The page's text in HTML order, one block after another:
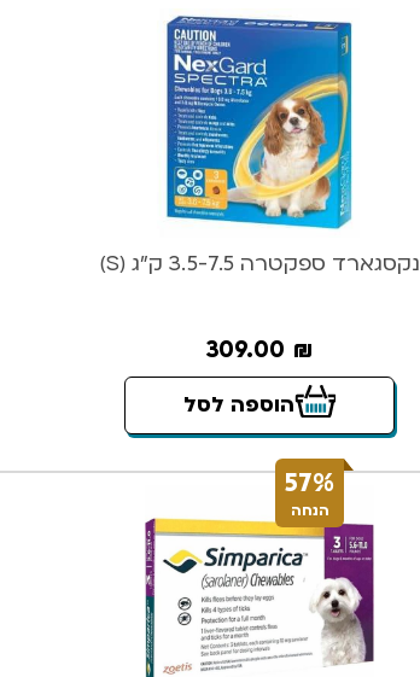
נקסגארד ספקטרה 3.5-7.5 ק”ג (S)
309.00 ₪
הוספה לסל
57%
הנחה